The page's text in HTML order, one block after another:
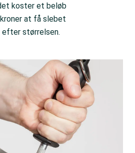
koster et beløb
at få slebet
efter størrelsen.